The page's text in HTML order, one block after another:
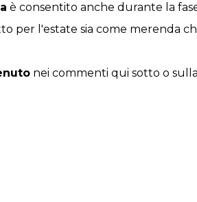
è consentito anche durante la
per l'estate sia come merenda
nei commenti qui sotto o sulla